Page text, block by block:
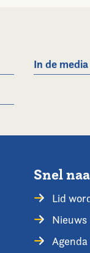
In de media
Snel
Lid
Nieuws
Agenda